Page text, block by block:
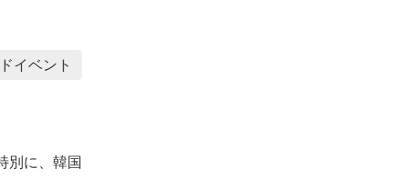
イベント
別に、韓国